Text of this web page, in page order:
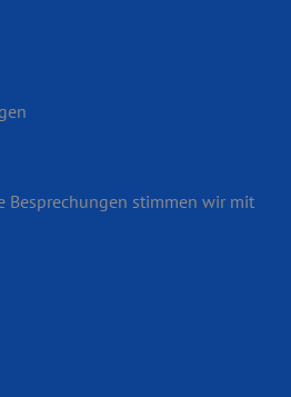
Besprech­ungen stimmen wir mit